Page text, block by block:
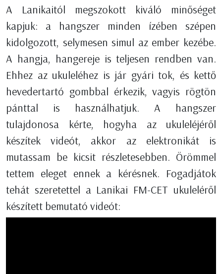
A Lanikaitól megszokott kiváló minőséget
kapjuk: a hangszer minden ízében szépen
kidolgozott, selymesen simul az ember kezébe.
A hangja, hangereje is teljesen rendben van.
Ehhez az ukuleléhez is jár gyári tok, és kettő
hevedertartó gombbal érkezik, vagyis rögtön
pánttal is használhatjuk. A hangszer
tulajdonosa kérte, hogyha az ukuleléjéről
készítek videót, akkor az elektronikát is
mutassam be kicsit részletesebben. Örömmel
tettem eleget ennek a kérésnek. Fogadjátok
tehát szeretettel a Lanikai FM-CET ukuleléről
készített bemutató videót: